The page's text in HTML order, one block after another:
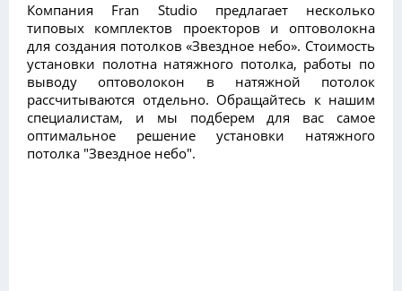
Компания Fran Studio предлагает несколько
типовых комплектов проекторов и оптоволокна
для создания потолков «Звездное небо». Стоимость
установки полотна натяжного потолка, работы по
выводу оптоволокон в натяжной потолок
рассчитываются отдельно. Обращайтесь к нашим
специалистам, и мы подберем для вас самое
оптимальное решение установки натяжного
потолка "Звездное небо".